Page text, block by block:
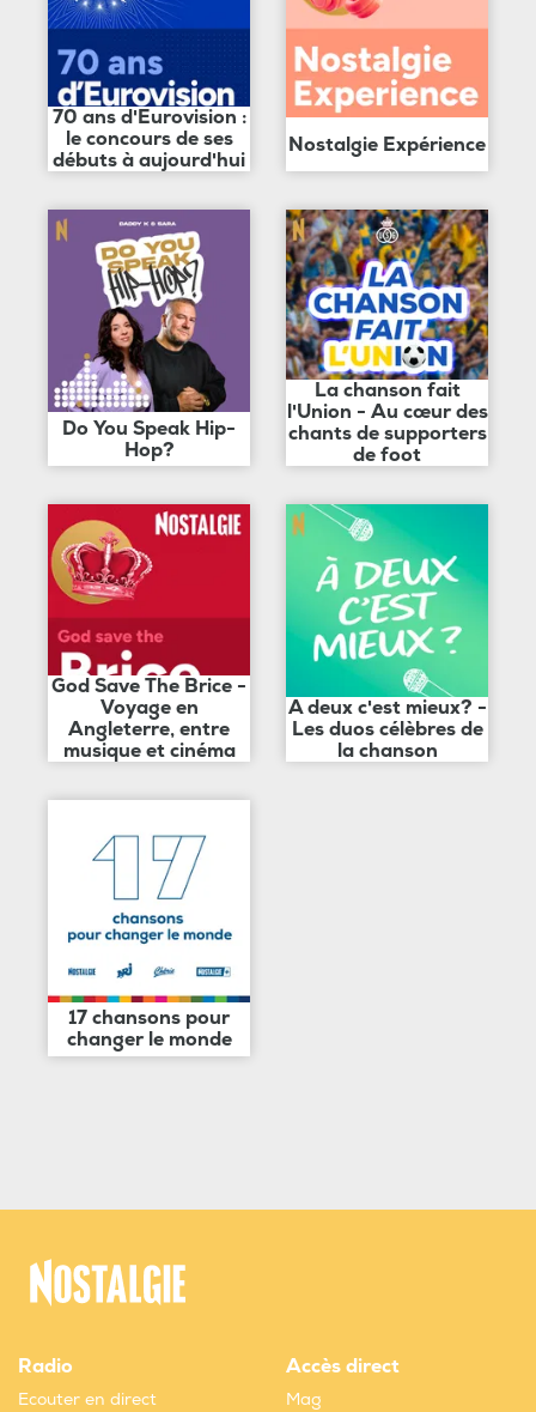
70 ans d'Eurovision :
le concours de ses
débuts à aujourd'hui
Nostalgie Expérience
Do You Speak Hip-
Hop?
La chanson fait
l'Union - Au cœur des
chants de supporters
de foot
God Save The Brice -
Voyage en
Angleterre, entre
musique et cinéma
A deux c'est mieux? -
Les duos célèbres de
la chanson
17 chansons pour
changer le monde
Radio
Ecouter en direct
Accès direct
Mag